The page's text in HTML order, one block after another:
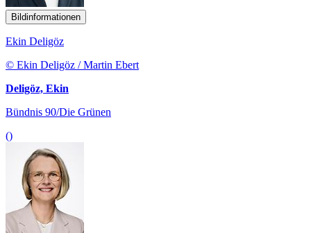
Bildinformationen
Ekin Deligöz
© Ekin Deligöz / Martin Ebert
Deligöz, Ekin
Bündnis 90/Die Grünen
()